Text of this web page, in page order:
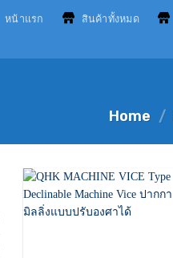
หน้าแรก สินค้าทั้งหมด
Home /